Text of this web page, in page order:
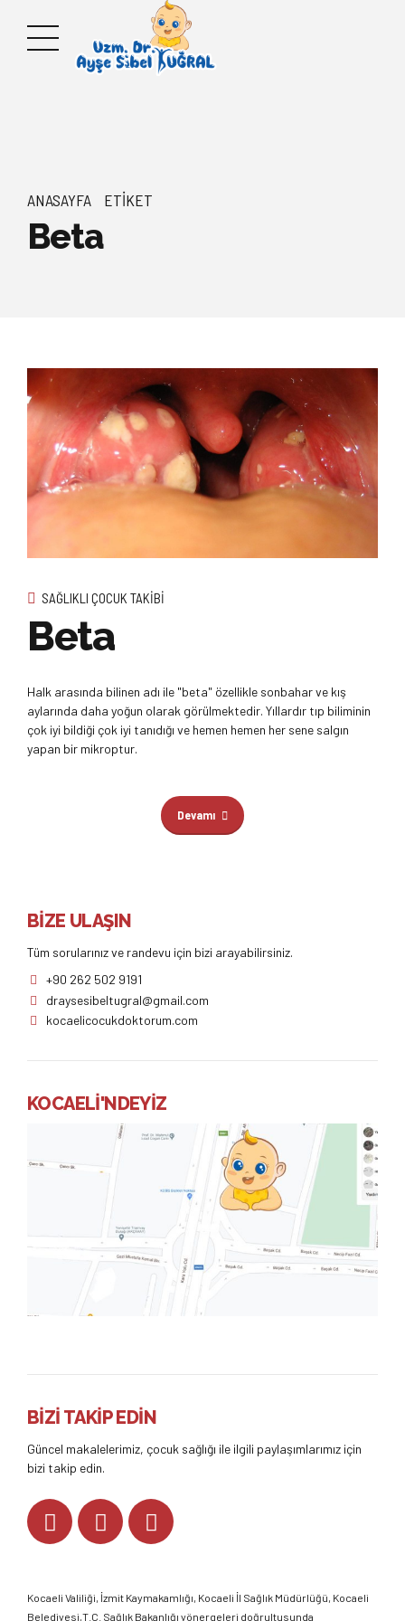
ANASAYFA ETIKET
Beta
SAĞLIKLI ÇOCUK TAKIBI
Beta
Halk arasında bilinen adı ile "beta" özellikle sonbahar ve kış
aylarında daha yoğun olarak görülmektedir. Yıllardır tıp biliminin
çok iyi bildiği çok iyi tanıdığı ve hemen hemen her sene salgın
yapan bir mikroptur.
Devamı
BİZE ULAŞIN
Tüm sorularınız ve randevu için bizi arayabilirsiniz.
+90 262 502 9191
draysesibeltugral@gmail.com
kocaelicocukdoktorum.com
KOCAELİ'NDEYİZ
BİZİ TAKİP EDİN
Güncel makalelerimiz, çocuk sağlığı ile ilgili paylaşımlarımız için
bizi takip edin.
Kocaeli Valiliği, İzmit Kaymakamlığı, Kocaeli İl Sağlık Müdürlüğü, Kocaeli
Belediyesi,T.C. Sağlık Bakanlığı yönergeleri doğrultusunda